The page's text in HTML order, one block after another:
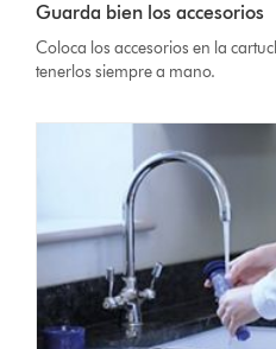
Guarda bien los accesorios
Coloca los accesorios en la
tenerlos siempre a mano.